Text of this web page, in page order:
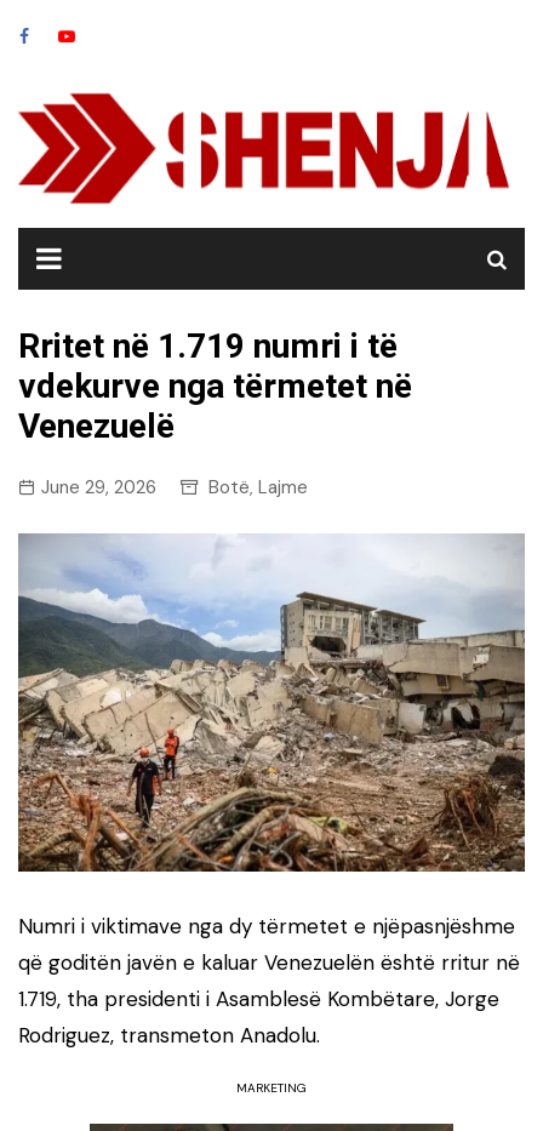
Rritet në 1.719 numri i të
vdekurve nga tërmetet në
Venezuelë
June 29, 2026 Botë, Lajme
Numri i viktimave nga dy tërmetet e njëpasnjëshme
që goditën javën e kaluar Venezuelën është rritur në
1.719, tha presidenti i Asamblesë Kombëtare, Jorge
Rodriguez, transmeton Anadolu.
MARKETING